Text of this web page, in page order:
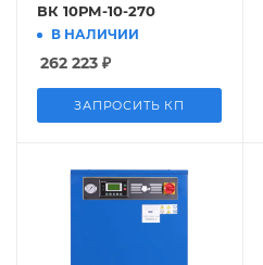
ВК 10РМ-10-270
В НАЛИЧИИ
262 223 ₽
ЗАПРОСИТЬ КП